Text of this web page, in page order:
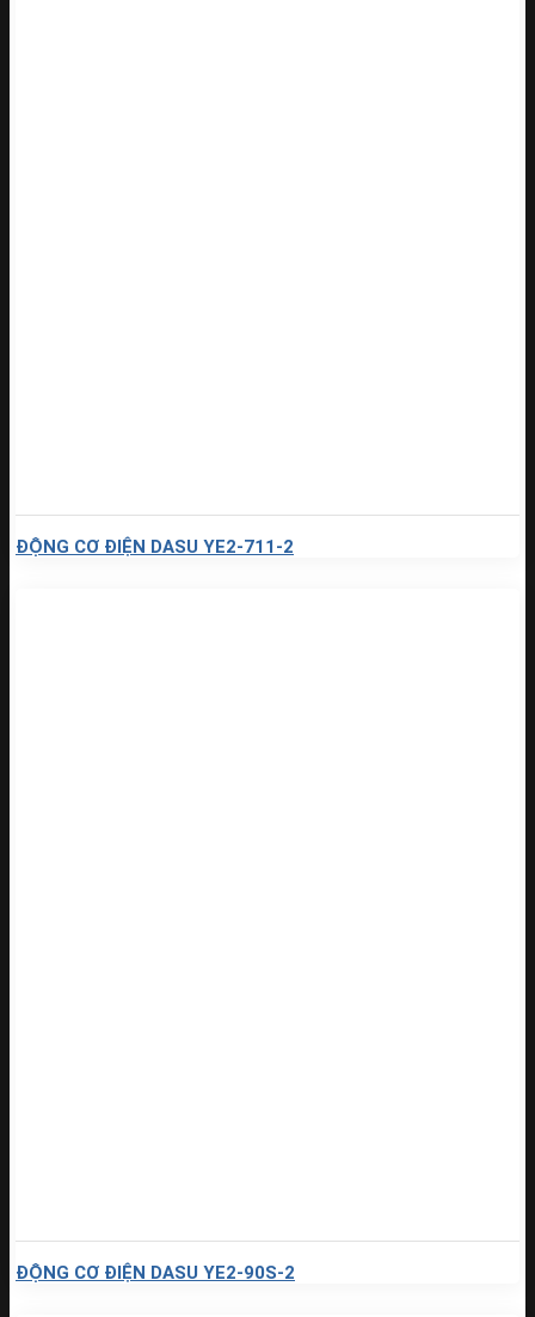
ĐỘNG CƠ ĐIỆN DASU YE2-711-2
ĐỘNG CƠ ĐIỆN DASU YE2-90S-2